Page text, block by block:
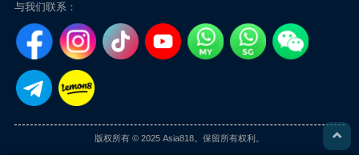
与我们联系：
版权所有 © 2025 Asia818。保留所有权利。